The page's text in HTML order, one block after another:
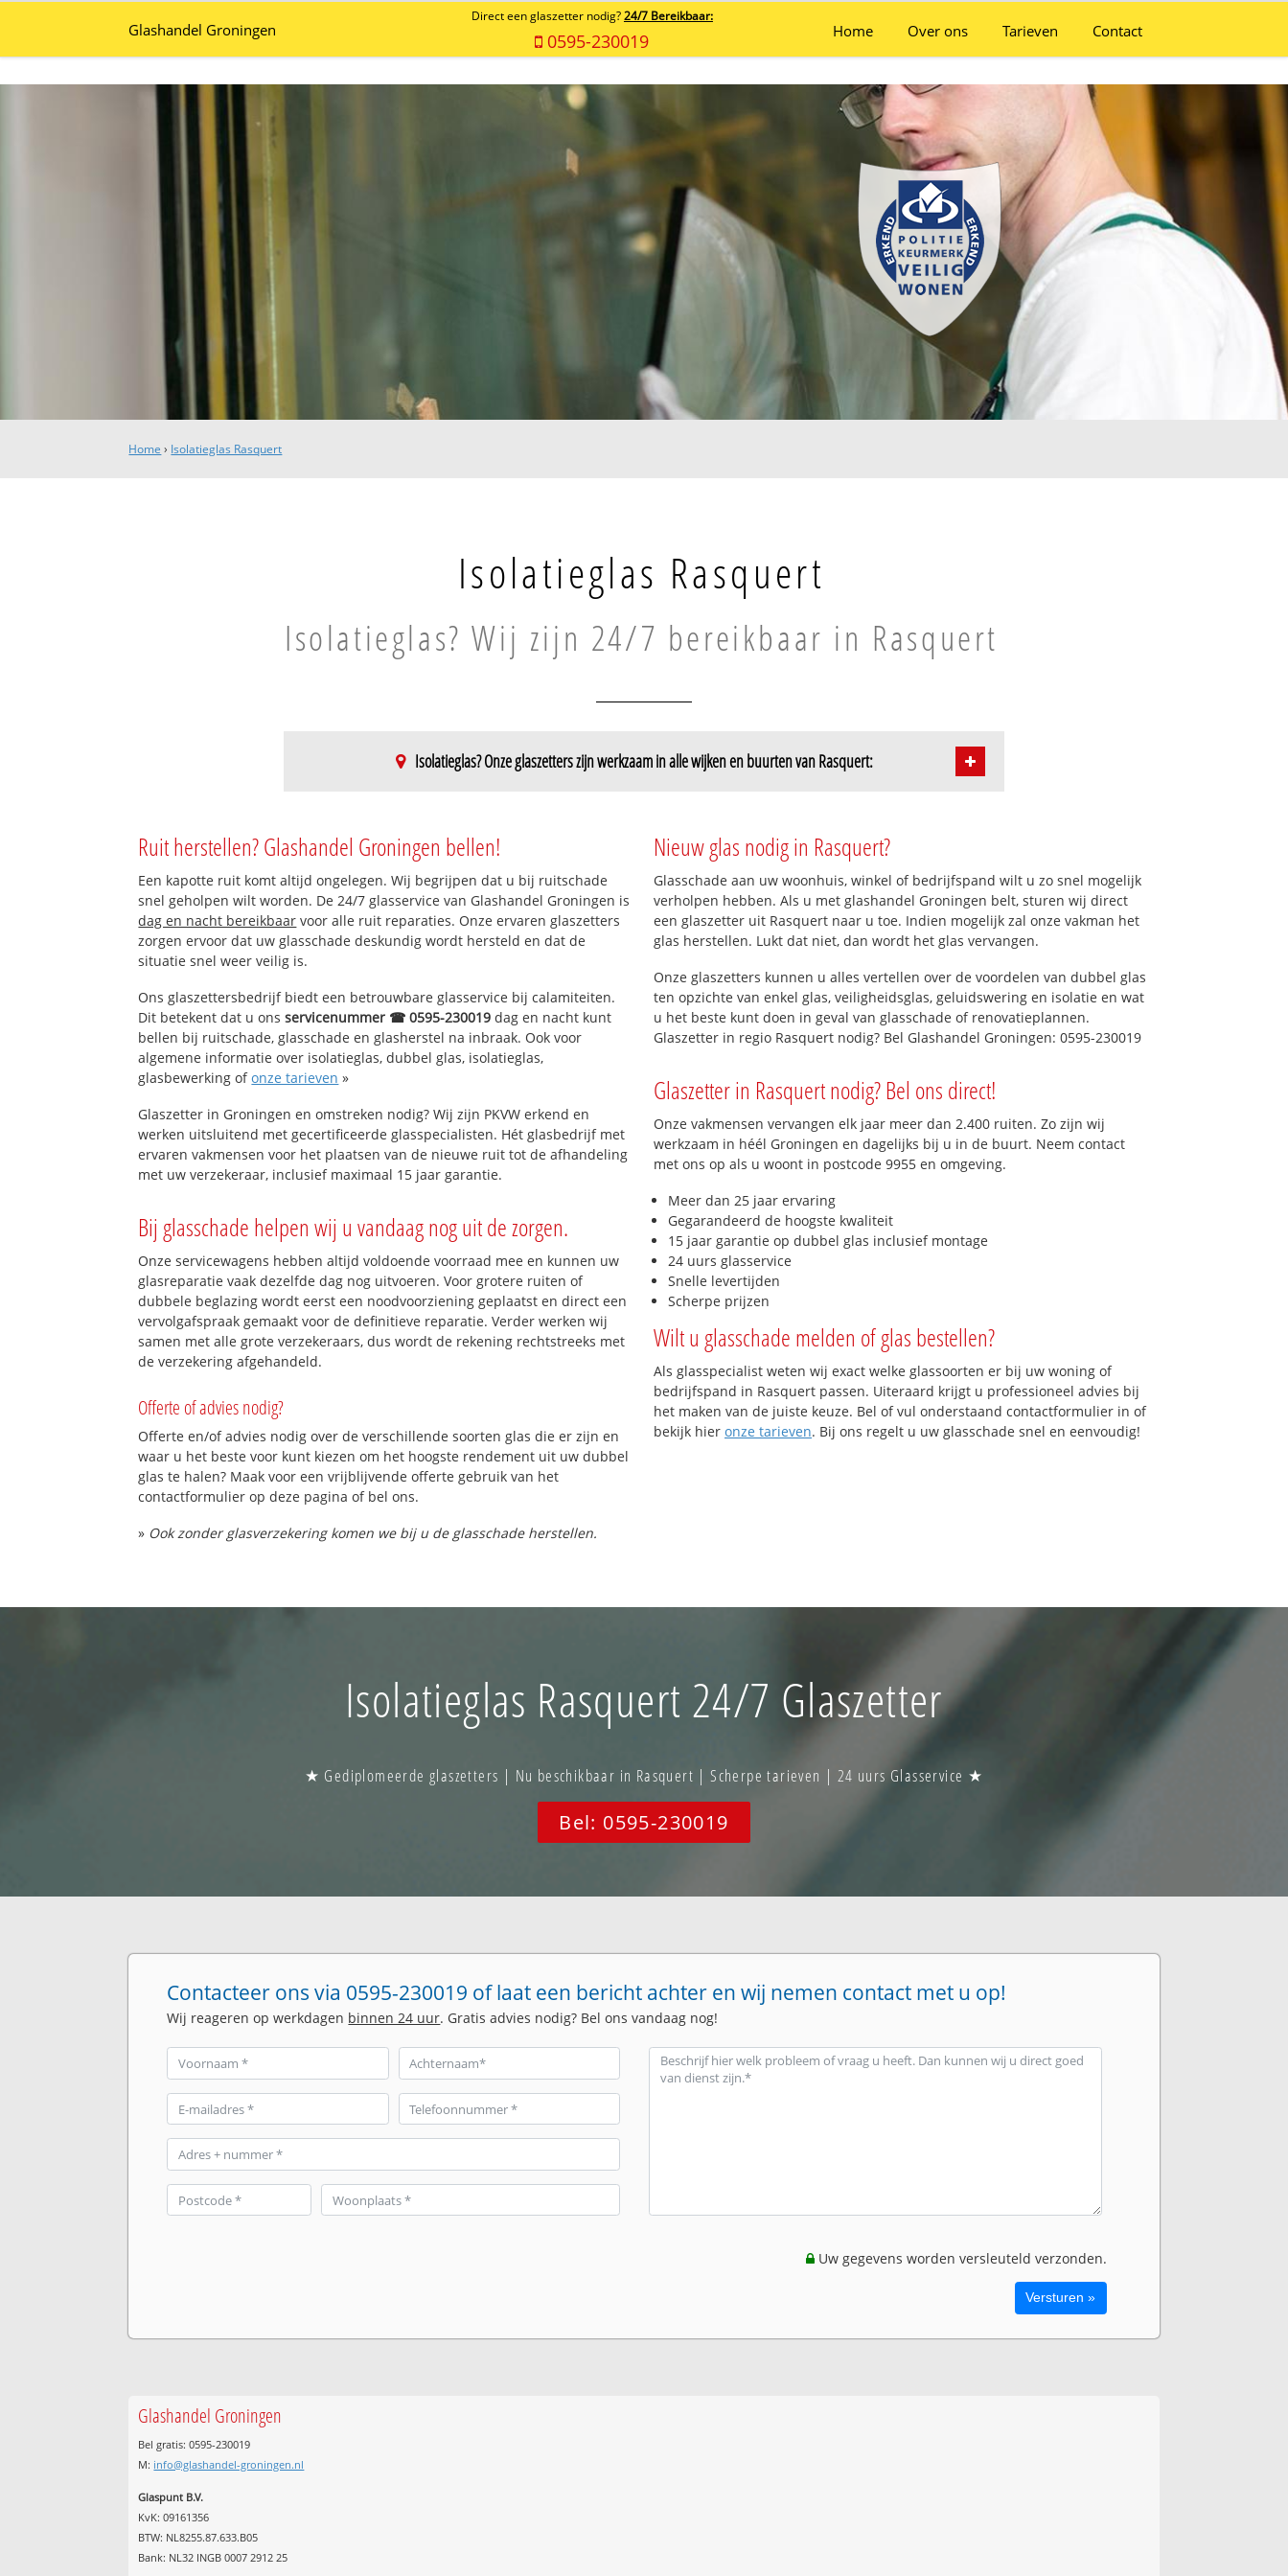
Glashandel Groningen
Direct een glaszetter nodig? 24/7 Bereikbaar:
0595-230019 Home Over ons Tarieven Contact
Home › Isolatieglas Rasquert
Isolatieglas Rasquert
Isolatieglas? Wij zijn 24/7 bereikbaar in Rasquert
Isolatieglas? Onze glaszetters zijn werkzaam in alle wijken en buurten van Rasquert:
Den Andel
Rasquert
Tinallinge
Saaxumhuizen
Ruit herstellen? Glashandel Groningen bellen!
Een kapotte ruit komt altijd ongelegen. Wij begrijpen dat u bij ruitschade
snel geholpen wilt worden. De 24/7 glasservice van Glashandel Groningen is
dag en nacht bereikbaar voor alle ruit reparaties. Onze ervaren glaszetters
zorgen ervoor dat uw glasschade deskundig wordt hersteld en dat de
situatie snel weer veilig is.
Ons glaszettersbedrijf biedt een betrouwbare glasservice bij calamiteiten.
Dit betekent dat u onsservicenummer ☎ 0595-230019 dag en nacht kunt
bellen bij ruitschade, glasschade en glasherstel na inbraak. Ook voor
algemene informatie over isolatieglas, dubbel glas, isolatieglas,
glasbewerking ofonze tarieven »
Glaszetter in Groningen en omstreken nodig? Wij zijn PKVW erkend en
werken uitsluitend met gecertificeerde glasspecialisten. Hét glasbedrijf met
ervaren vakmensen voor het plaatsen van de nieuwe ruit tot de afhandeling
met uw verzekeraar, inclusief maximaal 15 jaar garantie.
Bij glasschade helpen wij u vandaag nog uit de zorgen.
Onze servicewagens hebben altijd voldoende voorraad mee en kunnen uw
glasreparatie vaak dezelfde dag nog uitvoeren. Voor grotere ruiten of
dubbele beglazing wordt eerst een noodvoorziening geplaatst en direct een
vervolgafspraak gemaakt voor de definitieve reparatie. Verder werken wij
samen met alle grote verzekeraars, dus wordt de rekening rechtstreeks met
de verzekering afgehandeld.
Offerte of advies nodig?
Offerte en/of advies nodig over de verschillende soorten glas die er zijn en
waar u het beste voor kunt kiezen om het hoogste rendement uit uw dubbel
glas te halen? Maak voor een vrijblijvende offerte gebruik van het
contactformulier op deze pagina of bel ons.
» Ook zonder glasverzekering komen we bij u de glasschade herstellen.
Nieuw glas nodig in Rasquert?
Glasschade aan uw woonhuis, winkel of bedrijfspand wilt u zo snel mogelijk
verholpen hebben. Als u met glashandel Groningen belt, sturen wij direct
een glaszetter uit Rasquert naar u toe. Indien mogelijk zal onze vakman het
glas herstellen. Lukt dat niet, dan wordt het glas vervangen.
Onze glaszetters kunnen u alles vertellen over de voordelen van dubbel glas
ten opzichte van enkel glas, veiligheidsglas, geluidswering en isolatie en wat
u het beste kunt doen in geval van glasschade of renovatieplannen.
Glaszetter in regio Rasquert nodig? Bel Glashandel Groningen: 0595-230019
Glaszetter in Rasquert nodig? Bel ons direct!
Onze vakmensen vervangen elk jaar meer dan 2.400 ruiten. Zo zijn wij
werkzaam in héél Groningen en dagelijks bij u in de buurt. Neem contact
met ons op als u woont in postcode 9955 en omgeving.
Meer dan 25 jaar ervaring
Gegarandeerd de hoogste kwaliteit
15 jaar garantie op dubbel glas inclusief montage
24 uurs glasservice
Snelle levertijden
Scherpe prijzen
Wilt u glasschade melden of glas bestellen?
Als glasspecialist weten wij exact welke glassoorten er bij uw woning of
bedrijfspand in Rasquert passen. Uiteraard krijgt u professioneel advies bij
het maken van de juiste keuze. Bel of vul onderstaand contactformulier in of
bekijk hier onze tarieven. Bij ons regelt u uw glasschade snel en eenvoudig!
Isolatieglas Rasquert 24/7 Glaszetter
★ Gediplomeerde glaszetters | Nu beschikbaar in Rasquert | Scherpe tarieven | 24 uurs Glasservice ★
Bel: 0595-230019
Contacteer ons via 0595-230019 of laat een bericht achter en wij nemen contact met u op!
Wij reageren op werkdagen binnen 24 uur. Gratis advies nodig? Bel ons vandaag nog!
Uw gegevens worden versleuteld verzonden.
Glashandel Groningen
Bel gratis: 0595-230019
M: info@glashandel-groningen.nl
Glaspunt B.V.
KvK: 09161356
BTW: NL8255.87.633.B05
Bank: NL32 INGB 0007 2912 25